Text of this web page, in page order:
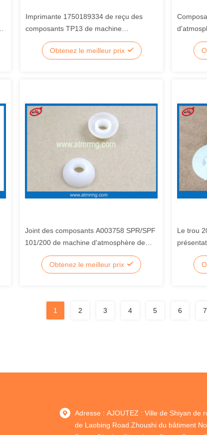
Imprimante 1750189334 de reçu des
composants TP13 de machine
d'atmosphère de Wincor Procash PC280
Obtenez le meilleur prix
Joint des composants A003758 SPR/SPF
101/200 de machine d'atmosphère de
Delarue NMD100 de gloire
Obtenez le meilleur prix
Le trou
1 2 3 4 5 6 7
Adresse : AJOUTEZ : Ville de Shiyan de
de Laobing Road.Zhoushi du bâtiment